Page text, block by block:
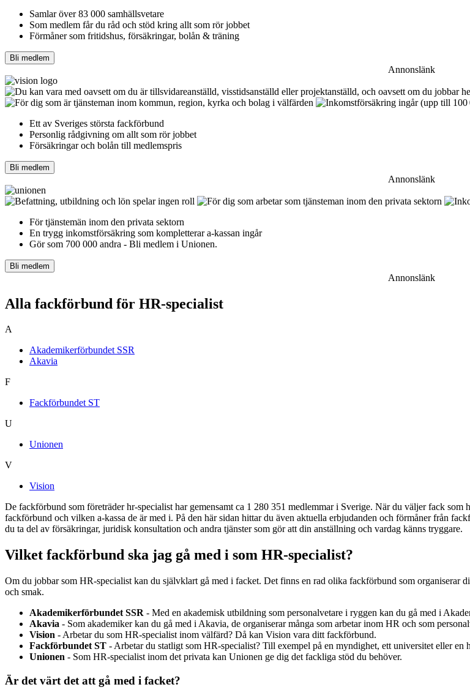
Samlar över 83 000 samhällsvetare
Som medlem får du råd och stöd kring allt som rör jobbet
Förmåner som fritidshus, försäkringar, bolån & träning
Bli medlem
Annonslänk
Ett av Sveriges största fackförbund
Personlig rådgivning om allt som rör jobbet
Försäkringar och bolån till medlemspris
Bli medlem
Annonslänk
För tjänstemän inom den privata sektorn
En trygg inkomst­försäkring som kompletterar a-kassan ingår
Gör som 700 000 andra - Bli medlem i Unionen.
Bli medlem
Annonslänk
Alla fackförbund för HR-specialist
A
Akademikerförbundet SSR
Akavia
F
Fackförbundet ST
U
Unionen
V
Vision
De fackförbund som företräder hr-specialist har gemensamt ca 1 280 351 medlemmar i Sverige. När du väljer fack
fackförbund och vilken a-kassa de är med i. På den här sidan hittar du även aktuella erbjudanden och förmåner från
du ta del av försäkringar, juridisk konsultation och andra tjänster som gör att din anställning och vardag känns tryggare.
Vilket fackförbund ska jag gå med i som HR-specialist?
Om du jobbar som HR-specialist kan du självklart gå med i facket. Det finns en rad olika fackförbund som
och smak.
Akademikerförbundet SSR - Med en akademisk utbildning som personalvetare i ryggen kan du gå med i
Akavia - Som akademiker kan du gå med i Akavia, de organiserar många som arbetar inom HR och som
Vision - Arbetar du som HR-specialist inom välfärd? Då kan Vision vara ditt fackförbund.
Fackförbundet ST - Arbetar du statligt som HR-specialist? Till exempel på en myndighet, ett universitet eller
Unionen - Som HR-specialist inom det privata kan Unionen ge dig det fackliga stöd du behöver.
Är det värt det att gå med i facket?